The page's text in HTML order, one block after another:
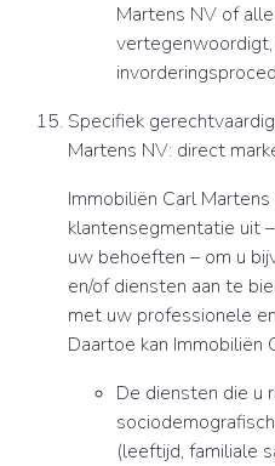
Martens NV of
Specifiek
Martens NV: direct
Immobiliën Carl
klantensegmentatie uit
uw behoeften – om u
en/of diensten aan te
met uw professionele
Daartoe kan Immobiliën
De diensten die u
(leeftijd, familiale